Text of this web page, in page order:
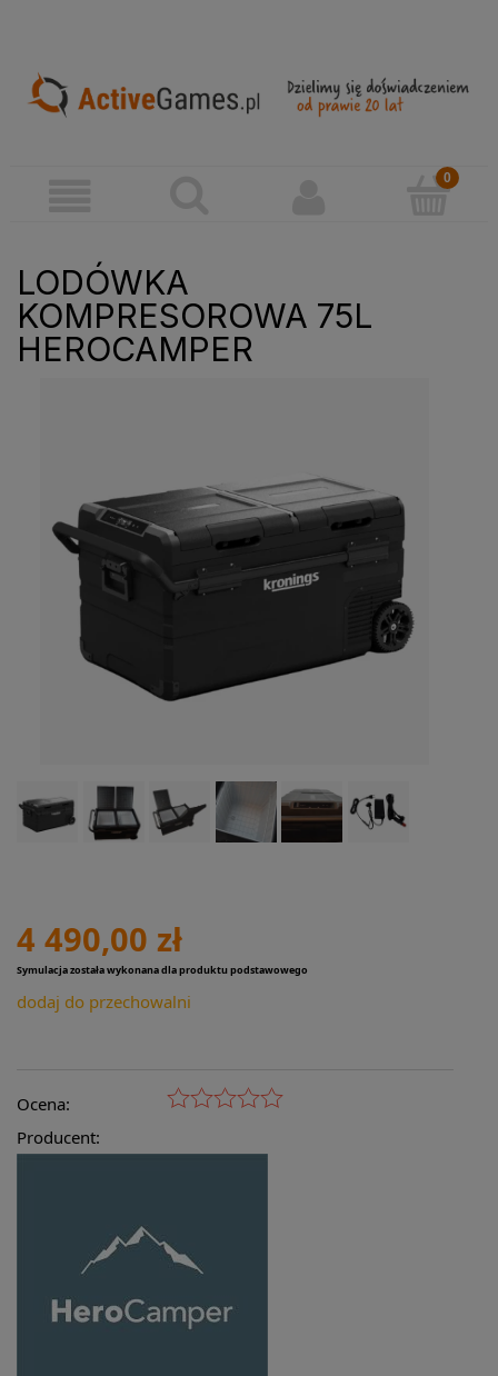
LODÓWKA
KOMPRESOROWA 75L
HEROCAMPER
4 490,00 zł
Symulacja została wykonana dla produktu podstawowego
dodaj do przechowalni
Ocena:
Producent: